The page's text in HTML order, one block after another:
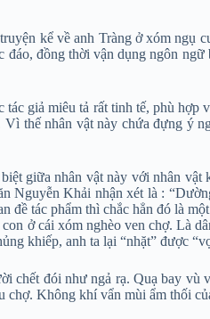
kể về anh Tràng ở xóm
đồng thời vận dụng ngôn
giả miêu tả rất tinh tế, phù
thế nhân vật này chứa đựng ý
giữa nhân vật này với nhân
Nguyễn Khải nhận xét là :
tác phẩm thì chắc hẳn đó là
ở cái xóm nghèo ven chợ. Là
khiếp, anh ta lại “nhặt” được
chết đói như ngả rạ. Quạ bay
Không khí vẩn mùi ẩm thối